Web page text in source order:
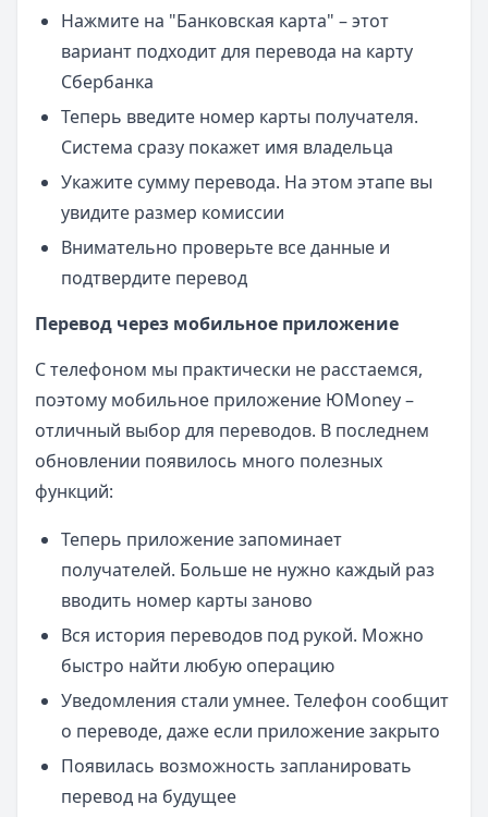
Нажмите на "Банковская карта" – этот
вариант подходит для перевода на карту
Сбербанка
Теперь введите номер карты получателя.
Система сразу покажет имя владельца
Укажите сумму перевода. На этом этапе вы
увидите размер комиссии
Внимательно проверьте все данные и
подтвердите перевод
Перевод через мобильное приложение
С телефоном мы практически не расстаемся,
поэтому мобильное приложение ЮMoney –
отличный выбор для переводов. В последнем
обновлении появилось много полезных
функций:
Теперь приложение запоминает
получателей. Больше не нужно каждый раз
вводить номер карты заново
Вся история переводов под рукой. Можно
быстро найти любую операцию
Уведомления стали умнее. Телефон сообщит
о переводе, даже если приложение закрыто
Появилась возможность запланировать
перевод на будущее